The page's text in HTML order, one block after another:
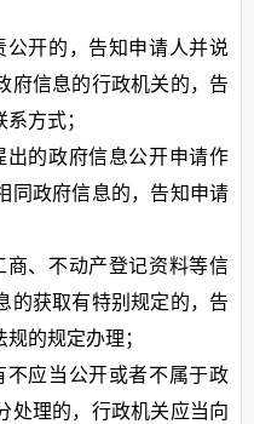
公开的，告知申请人并说
府信息的行政机关的，告
方式；
的政府信息公开申请作
同政府信息的，告知申请
商、不动产登记资料等信
的获取有特别规定的，告
的规定办理；
应当公开或者不属于政
处理的，行政机关应当向